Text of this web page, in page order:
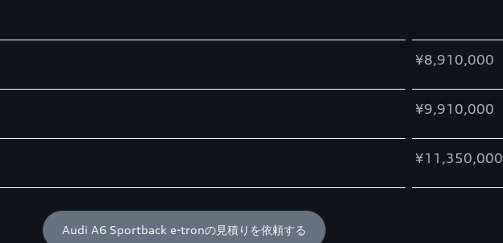
¥8,910,000
¥9,910,000
¥11,350,000
Audi A6 Sportback e-tronの見積りを依頼する